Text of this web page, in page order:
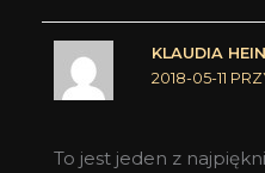
KLAUDIA
2018-05-11
To jest jeden z